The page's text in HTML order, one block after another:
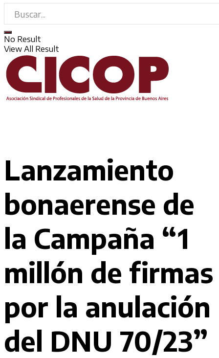
No Result
View All Result
Lanzamiento
bonaerense de
la Campaña “1
millón de firmas
por la anulación
del DNU 70/23”